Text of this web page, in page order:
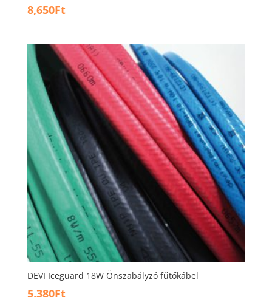
8,650Ft
DEVI Iceguard 18W Önszabályzó fűtőkábel
5,380Ft